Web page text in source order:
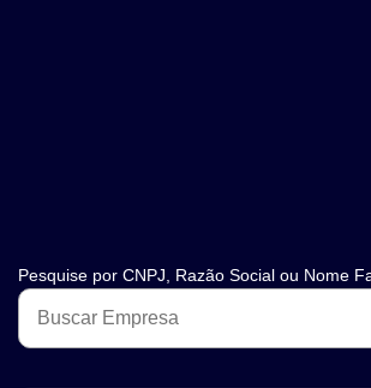
Pesquise por CNPJ, Razão Social ou Nome